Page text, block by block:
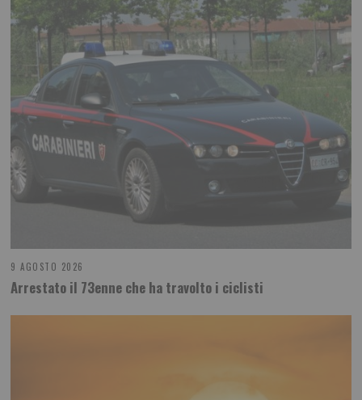
9 AGOSTO 2026
Arrestato il 73enne che ha travolto i ciclisti